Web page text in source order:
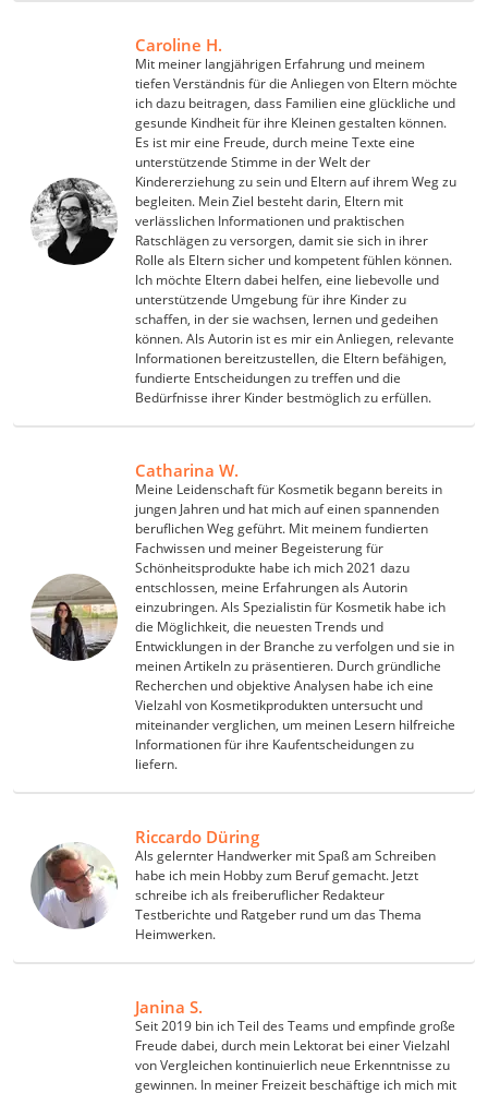
Caroline H.
Mit meiner langjährigen Erfahrung und meinem
tiefen Verständnis für die Anliegen von Eltern möchte
ich dazu beitragen, dass Familien eine glückliche und
gesunde Kindheit für ihre Kleinen gestalten können.
Es ist mir eine Freude, durch meine Texte eine
unterstützende Stimme in der Welt der
Kindererziehung zu sein und Eltern auf ihrem Weg zu
begleiten. Mein Ziel besteht darin, Eltern mit
verlässlichen Informationen und praktischen
Ratschlägen zu versorgen, damit sie sich in ihrer
Rolle als Eltern sicher und kompetent fühlen können.
Ich möchte Eltern dabei helfen, eine liebevolle und
unterstützende Umgebung für ihre Kinder zu
schaffen, in der sie wachsen, lernen und gedeihen
können. Als Autorin ist es mir ein Anliegen, relevante
Informationen bereitzustellen, die Eltern befähigen,
fundierte Entscheidungen zu treffen und die
Bedürfnisse ihrer Kinder bestmöglich zu erfüllen.
Catharina W.
Meine Leidenschaft für Kosmetik begann bereits in
jungen Jahren und hat mich auf einen spannenden
beruflichen Weg geführt. Mit meinem fundierten
Fachwissen und meiner Begeisterung für
Schönheitsprodukte habe ich mich 2021 dazu
entschlossen, meine Erfahrungen als Autorin
einzubringen. Als Spezialistin für Kosmetik habe ich
die Möglichkeit, die neuesten Trends und
Entwicklungen in der Branche zu verfolgen und sie in
meinen Artikeln zu präsentieren. Durch gründliche
Recherchen und objektive Analysen habe ich eine
Vielzahl von Kosmetikprodukten untersucht und
miteinander verglichen, um meinen Lesern hilfreiche
Informationen für ihre Kaufentscheidungen zu
liefern.
Riccardo Düring
Als gelernter Handwerker mit Spaß am Schreiben
habe ich mein Hobby zum Beruf gemacht. Jetzt
schreibe ich als freiberuflicher Redakteur
Testberichte und Ratgeber rund um das Thema
Heimwerken.
Janina S.
Seit 2019 bin ich Teil des Teams und empfinde große
Freude dabei, durch mein Lektorat bei einer Vielzahl
von Vergleichen kontinuierlich neue Erkenntnisse zu
gewinnen. In meiner Freizeit beschäftige ich mich mit